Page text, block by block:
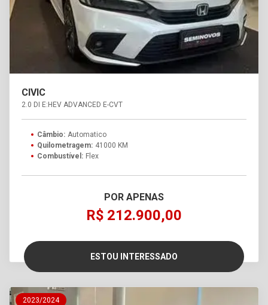
CIVIC
2.0 DI E:HEV ADVANCED E-CVT
Câmbio: Automatico
Quilometragem: 41000 KM
Combustível: Flex
POR APENAS
R$ 212.900,00
ESTOU INTERESSADO
2023/2024